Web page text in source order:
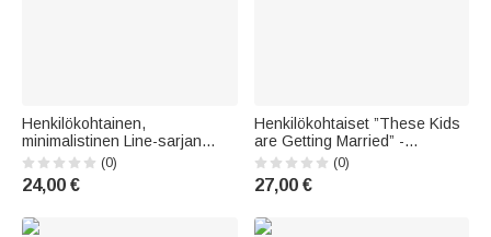
Henkilökohtainen,
minimalistinen Line-sarjan
lemmikkieläinmuotokuva
sydämenmuotoisessa
keraamisessa mukissa, jossa
käyttöön, toimistoon,
(0)
24,00 €
Henkilökohtaiset ”These Kids
are Getting Married” -
muovimukit, joissa on
valokuva, nimi ja teksti – 10
kappaleen sarja häälahjoja
vieraille
(0)
27,00 €